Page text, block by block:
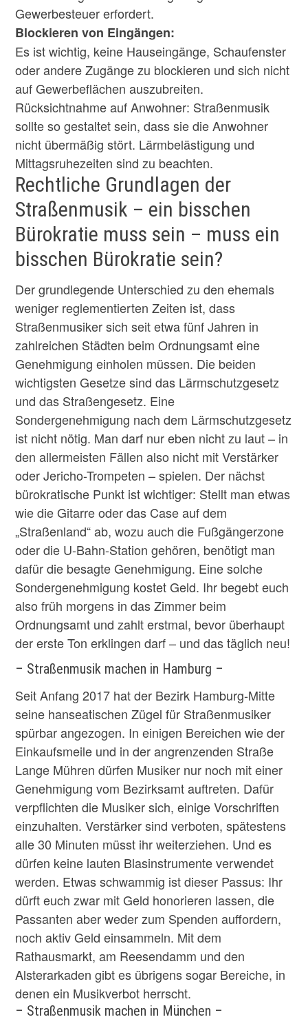
Gewerbesteuer erfordert.
Blockieren von Eingängen:
Es ist wichtig, keine Hauseingänge, Schaufenster
oder andere Zugänge zu blockieren und sich nicht
auf Gewerbeflächen auszubreiten.
Rücksichtnahme auf Anwohner: Straßenmusik
sollte so gestaltet sein, dass sie die Anwohner
nicht übermäßig stört. Lärmbelästigung und
Mittagsruhezeiten sind zu beachten.
Rechtliche Grundlagen der
Straßenmusik – ein bisschen
Bürokratie muss sein – muss ein
bisschen Bürokratie sein?
Der grundlegende Unterschied zu den ehemals
weniger reglementierten Zeiten ist, dass
Straßenmusiker sich seit etwa fünf Jahren in
zahlreichen Städten beim Ordnungsamt eine
Genehmigung einholen müssen. Die beiden
wichtigsten Gesetze sind das Lärmschutzgesetz
und das Straßengesetz. Eine
Sondergenehmigung nach dem Lärmschutzgesetz
ist nicht nötig. Man darf nur eben nicht zu laut – in
den allermeisten Fällen also nicht mit Verstärker
oder Jericho-Trompeten – spielen. Der nächst
bürokratische Punkt ist wichtiger: Stellt man etwas
wie die Gitarre oder das Case auf dem
„Straßenland“ ab, wozu auch die Fußgängerzone
oder die U-Bahn-Station gehören, benötigt man
dafür die besagte Genehmigung. Eine solche
Sondergenehmigung kostet Geld. Ihr begebt euch
also früh morgens in das Zimmer beim
Ordnungsamt und zahlt erstmal, bevor überhaupt
der erste Ton erklingen darf – und das täglich neu!
– Straßenmusik machen in Hamburg –
Seit Anfang 2017 hat der Bezirk Hamburg-Mitte
seine hanseatischen Zügel für Straßenmusiker
spürbar angezogen. In einigen Bereichen wie der
Einkaufsmeile und in der angrenzenden Straße
Lange Mühren dürfen Musiker nur noch mit einer
Genehmigung vom Bezirksamt auftreten. Dafür
verpflichten die Musiker sich, einige Vorschriften
einzuhalten. Verstärker sind verboten, spätestens
alle 30 Minuten müsst ihr weiterziehen. Und es
dürfen keine lauten Blasinstrumente verwendet
werden. Etwas schwammig ist dieser Passus: Ihr
dürft euch zwar mit Geld honorieren lassen, die
Passanten aber weder zum Spenden auffordern,
noch aktiv Geld einsammeln. Mit dem
Rathausmarkt, am Reesendamm und den
Alsterarkaden gibt es übrigens sogar Bereiche, in
denen ein Musikverbot herrscht.
– Straßenmusik machen in München –